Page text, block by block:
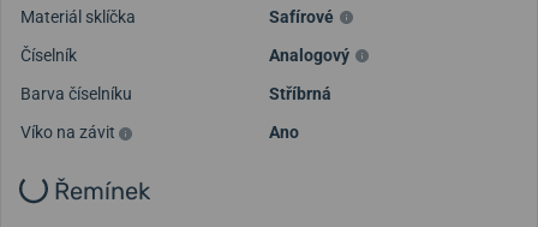
Načíst další videa
Materiál sklíčka
Safírové
Číselník
Analogový
Barva číselníku
Stříbrná
Víko na závit
Ano
Řemínek